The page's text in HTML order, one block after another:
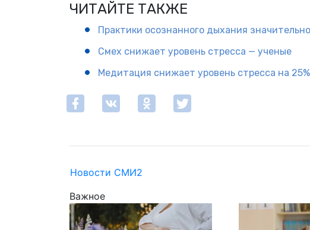
ЧИТАЙТЕ ТАКЖЕ
Практики осознанного дыхания
Смех снижает уровень стресса — ученые
Медитация снижает уровень стресса на
Новости СМИ2
Важное